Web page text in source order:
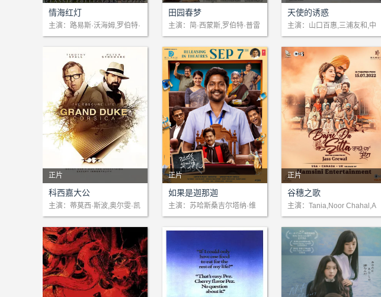
剧情：暂无简介
情海红灯
主演：路易斯·沃海姆,罗伯特·
阿姆斯特朗,琪恩·亚瑟,休·赫
艾德森,艾伦·罗斯科,William
P. Burt,吉姆·法利,詹姆斯•唐
兰,弗兰克·米尔斯,李·费尔普
斯
剧情：暂无简介
田园春梦
主演：简·西蒙斯,罗伯特·普雷
斯顿
剧情：俊朗青年上杉浩平（三
浦友和 饰）曾与好友松田丰
（火野正平 饰）供职于一家
公司，作为翻译助手他和美丽
的同僚佐野惠子（山口百惠
饰）互有好感。谁知期间浩平
误会了惠子与上司有染而出言
不逊，导致惠子一声不吭辞
天使的诱惑
主演：山口百惠,三浦友和,中
岛裕,火野正平,加藤昌彦,大友
柳太朗,蟹江敬三,冈本丽,神崎
正片
剧情：1221年，一位年轻人
踏上了成为圣方济·亚西西的
道路。一千年后，一位建筑师
必须为一位垂死的亿万富翁建
造陵墓。历史的阻隔，将这两
个人的命运永远地因一场疫情
而改变。
科西嘉大公
主演：蒂莫西·斯波,奥尔雯·凯
瑟琳·凯莉,莱亚·凡·艾肯,Valen
tina Manzini
正片
剧情：一位年轻的已婚男子拒
绝生育，他仔细计算了抚养孩
子的成本。他认为自己的收入
不足以支付孩子的教育、生活
质量和其他开支，因此决定暂
时不生育。
如果是迦那迦
主演：苏哈斯桑吉尔塔纳·维
平维内拉·基肖尔
正片
剧情：一位年轻女子天生拥有
优美的嗓音，但由于所处的社
会而无法自由地唱歌。他的父
亲为了自己的名誉，将她嫁给
了一个同样不允许妻子唱歌的
谷穗之歌
主演：Tania,Noor Chahal,A
mmy Virk